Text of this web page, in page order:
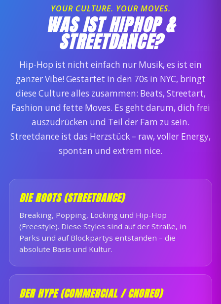
YOUR CULTURE. YOUR MOVES.
WAS IST HIPHOP &
STREETDANCE?
Hip-Hop ist nicht einfach nur Musik, es ist ein
ganzer Vibe! Gestartet in den 70s in NYC, bringt
diese Culture alles zusammen: Beats, Streetart,
Fashion und fette Moves. Es geht darum, dich frei
auszudrücken und Teil der Fam zu sein.
Streetdance ist das Herzstück – raw, voller Energy,
spontan und extrem nice.
DIE ROOTS (STREETDANCE)
Breaking, Popping, Locking und Hip-Hop
(Freestyle). Diese Styles sind auf der Straße, in
Parks und auf Blockpartys entstanden – die
absolute Basis und Kultur.
DER HYPE (COMMERCIAL / CHOREO)